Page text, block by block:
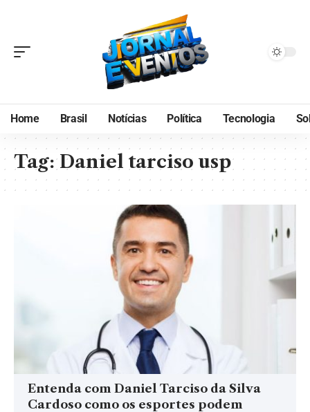
Home Brasil Notícias Política Tecnologia
Tag:Daniel tarciso usp
Entenda com Daniel Tarciso da Silva
Cardoso como os esportes podem